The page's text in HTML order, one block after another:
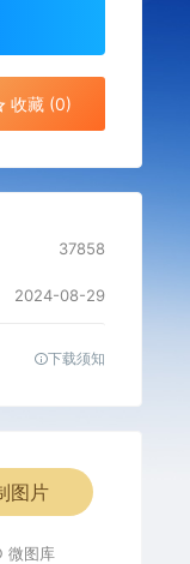
收藏 (0)
37858
2024-08-29
下载须知
图片
微图库